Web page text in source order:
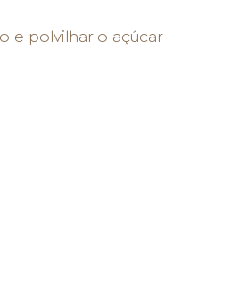
e polvilhar o açúcar